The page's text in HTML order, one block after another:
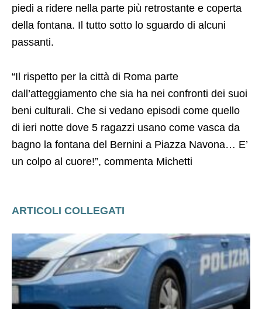
piedi a ridere nella parte più retrostante e coperta
della fontana. Il tutto sotto lo sguardo di alcuni
passanti.
“Il rispetto per la città di Roma parte
dall’atteggiamento che sia ha nei confronti dei suoi
beni culturali. Che si vedano episodi come quello
di ieri notte dove 5 ragazzi usano come vasca da
bagno la fontana del Bernini a Piazza Navona… E’
un colpo al cuore!”, commenta Michetti
ARTICOLI COLLEGATI